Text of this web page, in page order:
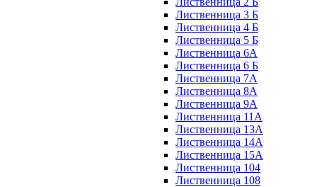
Лиственница 3 Б
Лиственница 4 Б
Лиственница 5 Б
Лиственница 6А
Лиственница 6 Б
Лиственница 7А
Лиственница 8А
Лиственница 9А
Лиственница 11А
Лиственница 13А
Лиственница 14А
Лиственница 15А
Лиственница 104
Лиственница 108